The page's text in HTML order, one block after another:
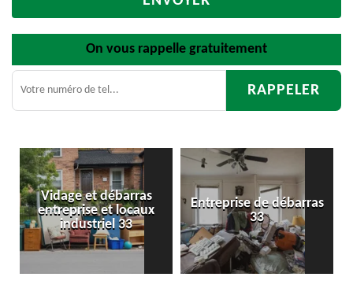
On vous rappelle gratuitement
locaux
33
Entreprise de débarras
33
Débarras